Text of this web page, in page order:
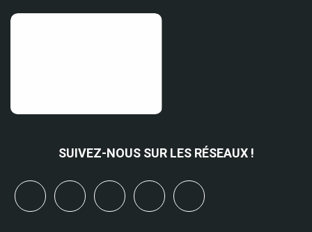
SUIVEZ-NOUS SUR LES RÉSEAUX !
linkedinyoutubebluesky mastodon